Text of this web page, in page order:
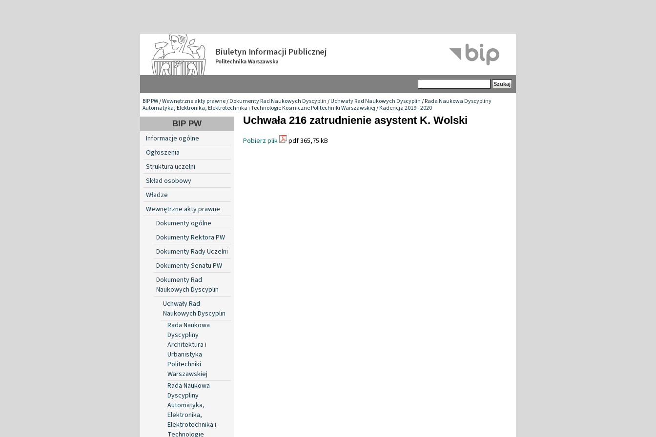
BIP PW/Wewnętrzne akty prawne/Dokumenty Rad Naukowych Dyscyplin/Uchwały Rad Naukowych Dyscyplin/Rada Naukowa Dyscypliny
Automatyka, Elektronika, Elektrotechnika i Technologie Kosmiczne Politechniki Warszawskiej/Kadencja 2019 - 2020
BIP PW
Informacje ogólne
Ogłoszenia
Struktura uczelni
Skład osobowy
Władze
Wewnętrzne akty prawne
Dokumenty ogólne
Dokumenty Rektora PW
Dokumenty Rady Uczelni
Dokumenty Senatu PW
Dokumenty Rad
Naukowych Dyscyplin
Uchwały Rad
Naukowych Dyscyplin
Rada Naukowa
Dyscypliny
Architektura i
Urbanistyka
Politechniki
Warszawskiej
Rada Naukowa
Dyscypliny
Automatyka,
Elektronika,
Elektrotechnika i
Technologie
Uchwała 216 zatrudnienie asystent K. Wolski
Pobierz plik pdf 365,75 kB